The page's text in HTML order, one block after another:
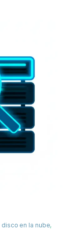
disco en la nube,